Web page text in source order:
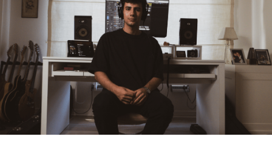
GASTRONOMÍA
ARTE & CULTURA
MÚSICA
DÓNDE IR
TENDENCIAS